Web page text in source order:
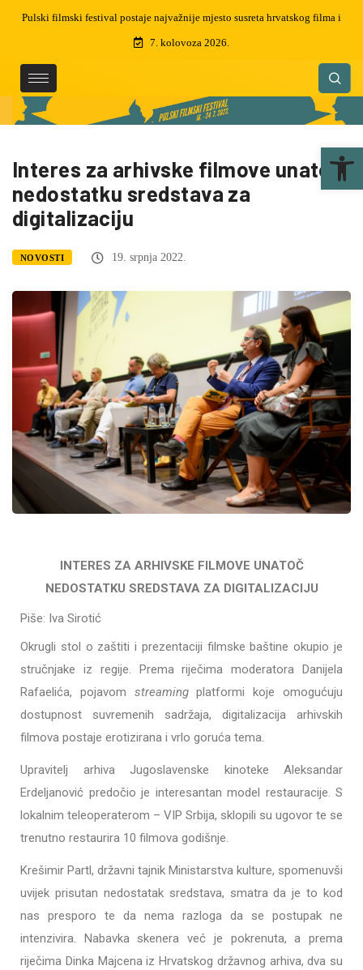
Preminuo je Martin Semenčić, filmski montažer i dizajner zvuka, dobitnik
čak 5 zlatnih arena
7. kolovoza 2026.
Interes za arhivske filmove unatoč
nedostatku sredstava za
digitalizaciju
NOVOSTI 19. srpnja 2022.
INTERES ZA ARHIVSKE FILMOVE UNATOČ
NEDOSTATKU SREDSTAVA ZA DIGITALIZACIJU
Piše: Iva Sirotić
Okrugli stol o zaštiti i prezentaciji filmske baštine okupio je
stručnjake iz regije. Prema riječima moderatora Danijela
Rafaelića, pojavom streamingplatformi koje omogućuju
dostupnost suvremenih sadržaja, digitalizacija arhivskih
filmova postaje erotizirana i vrlo goruća tema.
Upravitelj arhiva Jugoslavenske kinoteke Aleksandar
Erdeljanović predočio je interesantan model restauracije. S
lokalnim teleoperaterom – VIP Srbija, sklopili su ugovor te se
trenutno restaurira 10 filmova godišnje.
Krešimir Partl, državni tajnik Ministarstva kulture, spomenuvši
uvijek prisutan nedostatak sredstava, smatra da je to kod
nas presporo te da nema razloga da se postupak ne
intenzivira. Nabavka skenera već je pokrenuta, a prema
riječima Dinka Majcena iz Hrvatskog državnog arhiva, dva su